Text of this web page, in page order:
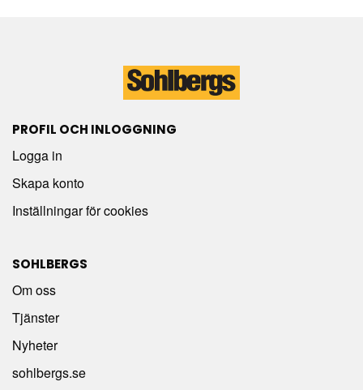
PROFIL OCH INLOGGNING
Logga in
Skapa konto
Inställningar för cookies
SOHLBERGS
Om oss
Tjänster
Nyheter
sohlbergs.se